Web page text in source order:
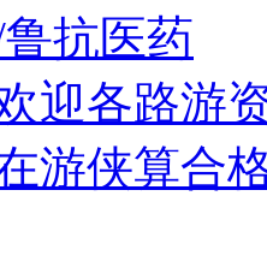
抗医药
迎各路游
游侠算合